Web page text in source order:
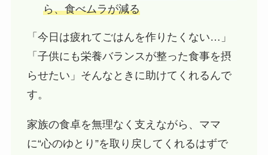
ら、食べムラが減る
「今日は疲れてごはんを作りたくない…」
「子供にも栄養バランスが整った食事を摂
らせたい」そんなときに助けてくれるんで
す。
家族の食卓を無理なく支えながら、ママ
に“心のゆとり”を取り戻してくれるはずで